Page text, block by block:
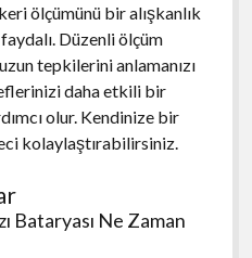
ölçümünü bir alışkanlık
Düzenli ölçüm
tepkilerini anlamanızı
daha etkili bir
olur. Kendinize bir
kolaylaştırabilirsiniz.
Bataryası Ne Zaman